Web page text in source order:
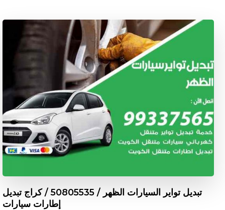
تبديل تواير السيارات الظهر / 50805535‬ / كراج تبديل
إطارات سيارات